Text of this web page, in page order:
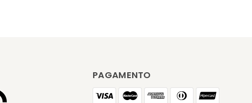
PAGAMENTO